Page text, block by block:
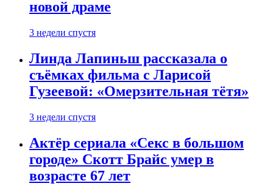
новой драме
3 недели спустя
Линда Лапиньш рассказала о
съёмках фильма с Ларисой
Гузеевой: «Омерзительная тётя»
3 недели спустя
Актёр сериала «Секс в большом
городе» Скотт Брайс умер в
возрасте 67 лет